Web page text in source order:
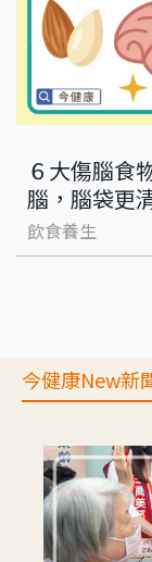
６大傷腦食
腦，腦袋更
飲食養生
今健康New新